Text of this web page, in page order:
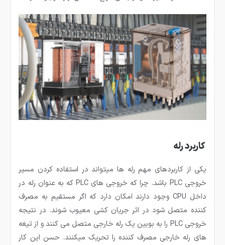
کاربرد رله
یکی از کاربردهای مهم رله ها می­تواند در استفاده کردن مسیر
خروجی PLC باشد. چرا که خروجی های PLC که به عنوان رله در
داخل CPU وجود دارند امکان دارد که اگر مستقیم به مصرف
کننده متصل شود در اثر جریان کشی معیوب شوند. در نتیجه
خروجی PLC را به بوبین یک رله خارجی متصل می کنند و از تیغه
های رله خارجی مصرف کننده را تحریک می­کنند. حسن این کار